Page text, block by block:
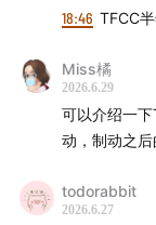
加速关节退化
·力量训练是最好
的减震器，股四
显著降低；完整
·我的 Hyrox 手
18:46 TFCC
Miss橘
2026.6.29
可以介绍一
动，制动之
todorabbit
2026.6.27